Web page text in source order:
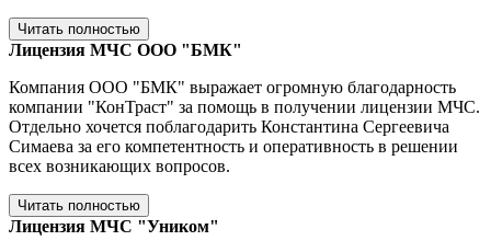
Читать полностью
Лицензия МЧС ООО "БМК"
Компания ООО "БМК" выражает огромную благодарность
компании "КонТраст" за помощь в получении лицензии МЧС.
Отдельно хочется поблагодарить Константина Сергеевича
Симаева за его компетентность и оперативность в решении
всех возникающих вопросов.
Читать полностью
Лицензия МЧС "Уником"